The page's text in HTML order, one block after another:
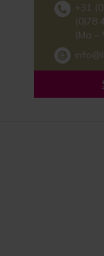
+31
(0)78
(Ma –